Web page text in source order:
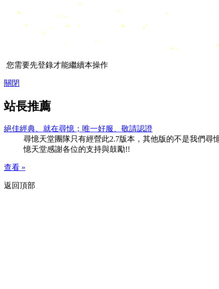
您需要先登錄才能繼續本操作
關閉
站長推薦
絕佳經典、就在尋憶；唯一好服、敬請認證
尋憶天堂團隊只有經營此2.7版本，其他版的不是我們尋
憶天堂感謝各位的支持與鼓勵!!
查看 »
返回頂部